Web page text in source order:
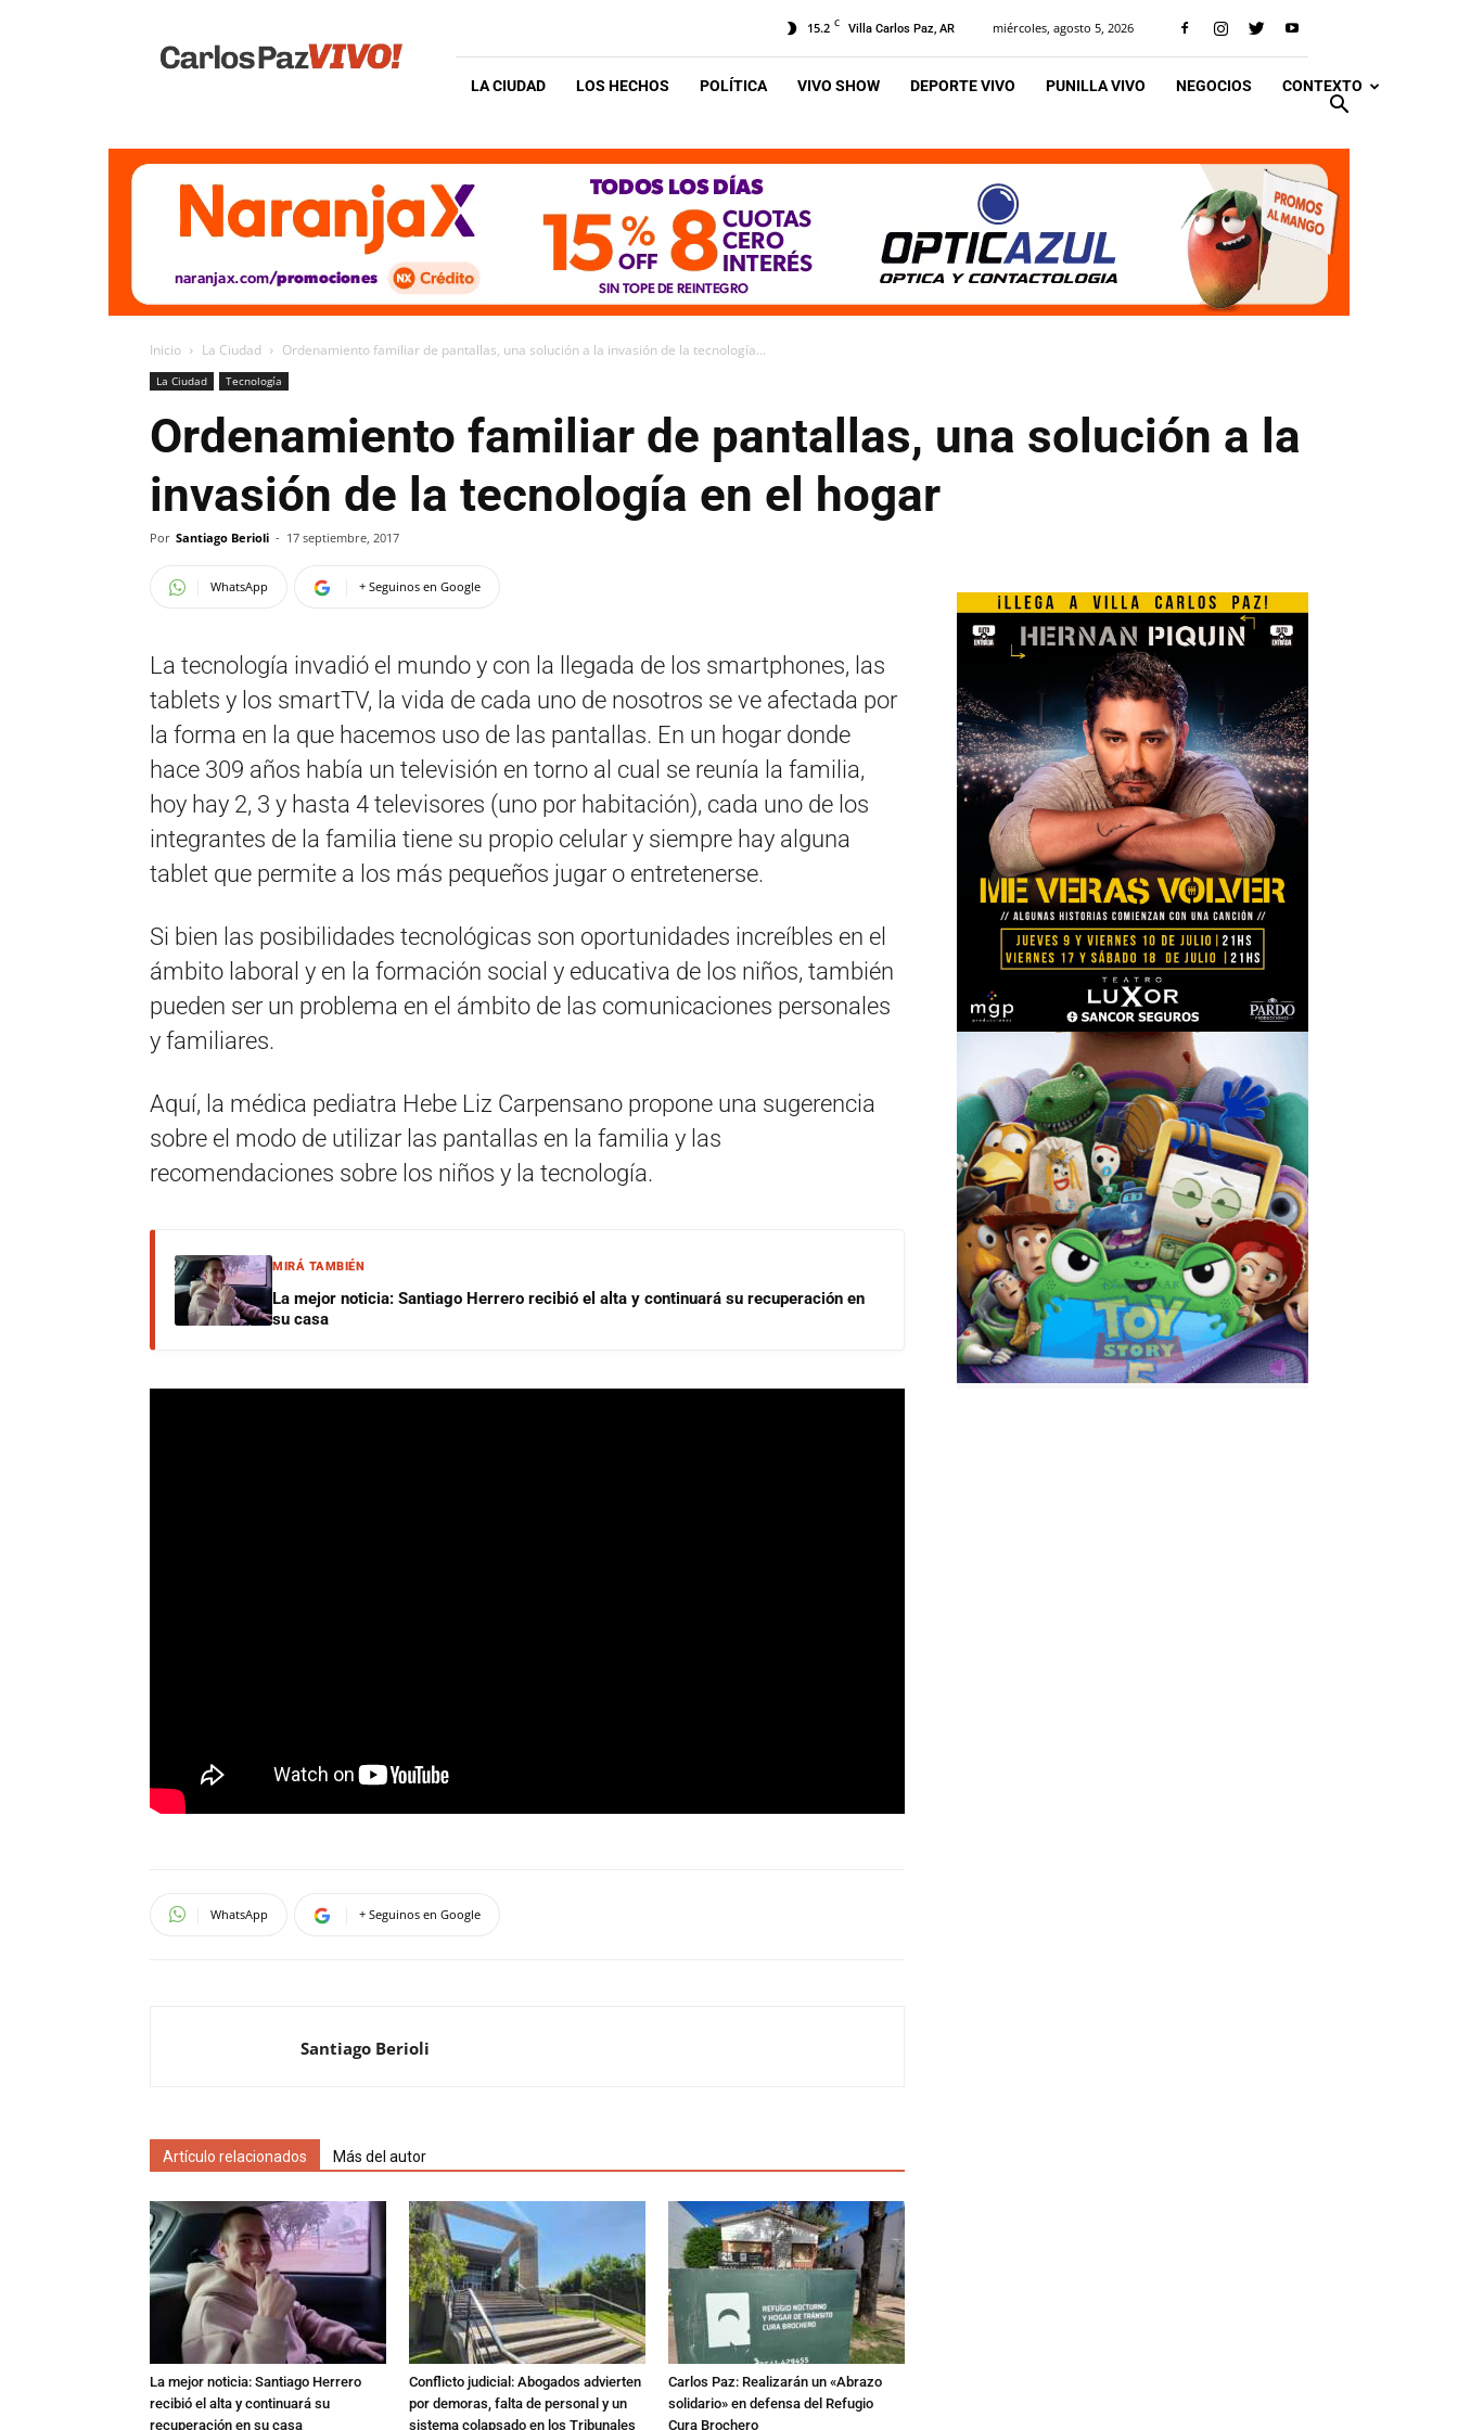
Vivo
15.2 C Villa Carlos Paz, AR miércoles, agosto 5, 2026
LA CIUDAD LOS HECHOS POLÍTICA VIVO SHOW DEPORTE VIVO PUNILLA VIVO NEGOCIOS CONTEXTO
Inicio La Ciudad Ordenamiento familiar de pantallas, una solución a la invasión de la tecnología...
La Ciudad Tecnología
Ordenamiento familiar de pantallas, una solución a la
invasión de la tecnología en el hogar
Por Santiago Berioli - 17 septiembre, 2017
WhatsApp + Seguinos en Google
La tecnología invadió el mundo y con la llegada de los smartphones, las
tablets y los smartTV, la vida de cada uno de nosotros se ve afectada por
la forma en la que hacemos uso de las pantallas. En un hogar donde
hace 309 años había un televisión en torno al cual se reunía la familia,
hoy hay 2, 3 y hasta 4 televisores (uno por habitación), cada uno de los
integrantes de la familia tiene su propio celular y siempre hay alguna
tablet que permite a los más pequeños jugar o entretenerse.
Si bien las posibilidades tecnológicas son oportunidades increíbles en el
ámbito laboral y en la formación social y educativa de los niños, también
pueden ser un problema en el ámbito de las comunicaciones personales
y familiares.
Aquí, la médica pediatra Hebe Liz Carpensano propone una sugerencia
sobre el modo de utilizar las pantallas en la familia y las
recomendaciones sobre los niños y la tecnología.
MIRÁ TAMBIÉN
La mejor noticia: Santiago Herrero recibió el alta y continuará su recuperación en
su casa
WhatsApp + Seguinos en Google
Santiago Berioli
Artículo relacionados Más del autor
La mejor noticia: Santiago Herrero
recibió el alta y continuará su
recuperación en su casa
Conflicto judicial: Abogados advierten
por demoras, falta de personal y un
sistema colapsado en los Tribunales
Carlos Paz: Realizarán un «Abrazo
solidario» en defensa del Refugio
Cura Brochero